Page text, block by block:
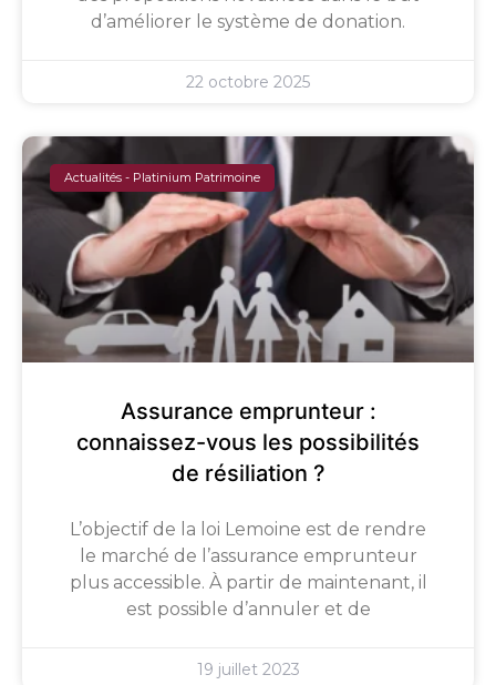
d’améliorer le système de donation.
22 octobre 2025
Actualités - Platinium Patrimoine
Assurance emprunteur :
connaissez-vous les possibilités
de résiliation ?
L’objectif de la loi Lemoine est de rendre
le marché de l’assurance emprunteur
plus accessible. À partir de maintenant, il
est possible d’annuler et de
19 juillet 2023